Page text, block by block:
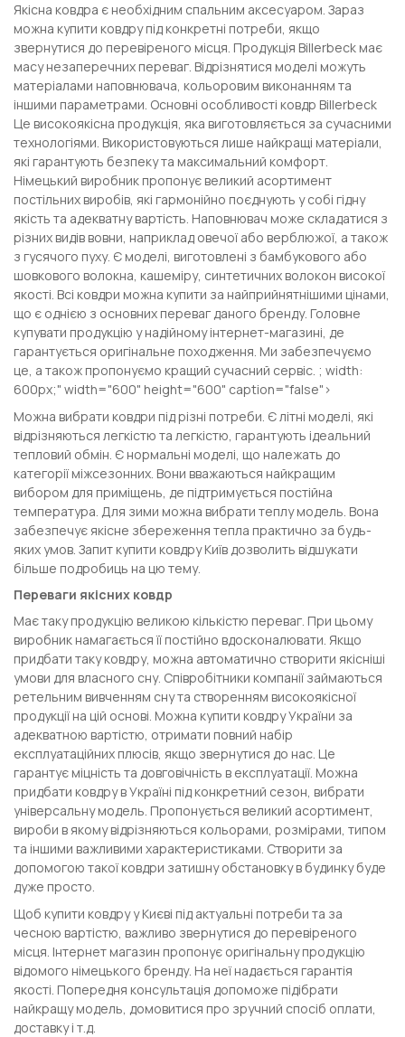
Якісна ковдра є необхідним спальним аксесуаром. Зараз
можна купити ковдру під конкретні потреби, якщо
звернутися до перевіреного місця. Продукція Billerbeck має
масу незаперечних переваг. Відрізнятися моделі можуть
матеріалами наповнювача, кольоровим виконанням та
іншими параметрами. Основні особливості ковдр Billerbeck
Це високоякісна продукція, яка виготовляється за сучасними
технологіями. Використовуються лише найкращі матеріали,
які гарантують безпеку та максимальний комфорт.
Німецький виробник пропонує великий асортимент
постільних виробів, які гармонійно поєднують у собі гідну
якість та адекватну вартість. Наповнювач може складатися з
різних видів вовни, наприклад овечої або верблюжої, а також
з гусячого пуху. Є моделі, виготовлені з бамбукового або
шовкового волокна, кашеміру, синтетичних волокон високої
якості. Всі ковдри можна купити за найприйнятнішими цінами,
що є однією з основних переваг даного бренду. Головне
купувати продукцію у надійному інтернет-магазині, де
гарантується оригінальне походження. Ми забезпечуємо
це, а також пропонуємо кращий сучасний сервіс. ; width:
600px;" width="600" height="600" caption="false">
Можна вибрати ковдри під різні потреби. Є літні моделі, які
відрізняються легкістю та легкістю, гарантують ідеальний
тепловий обмін. Є нормальні моделі, що належать до
категорії міжсезонних. Вони вважаються найкращим
вибором для приміщень, де підтримується постійна
температура. Для зими можна вибрати теплу модель. Вона
забезпечує якісне збереження тепла практично за будь-
яких умов. Запит купити ковдру Київ дозволить відшукати
більше подробиць на цю тему.
Переваги якісних ковдр
Має таку продукцію великою кількістю переваг. При цьому
виробник намагається її постійно вдосконалювати. Якщо
придбати таку ковдру, можна автоматично створити якісніші
умови для власного сну. Співробітники компанії займаються
ретельним вивченням сну та створенням високоякісної
продукції на цій основі. Можна купити ковдру України за
адекватною вартістю, отримати повний набір
експлуатаційних плюсів, якщо звернутися до нас. Це
гарантує міцність та довговічність в експлуатації. Можна
придбати ковдру в Україні під конкретний сезон, вибрати
універсальну модель. Пропонується великий асортимент,
вироби в якому відрізняються кольорами, розмірами, типом
та іншими важливими характеристиками. Створити за
допомогою такої ковдри затишну обстановку в будинку буде
дуже просто.
Щоб купити ковдру у Києві під актуальні потреби та за
чесною вартістю, важливо звернутися до перевіреного
місця. Інтернет магазин пропонує оригінальну продукцію
відомого німецького бренду. На неї надається гарантія
якості. Попередня консультація допоможе підібрати
найкращу модель, домовитися про зручний спосіб оплати,
доставку і т.д.